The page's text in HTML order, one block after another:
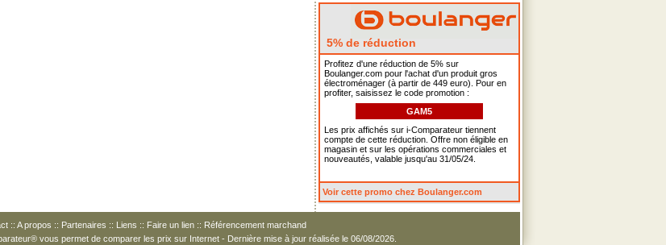
5% de réduction
Profitez d'une réduction de 5% sur
Boulanger.com pour l'achat d'un produit gros
électroménager (à partir de 449 euro). Pour en
profiter, saisissez le code promotion :
GAM5
Les prix affichés sur i-Comparateur tiennent
compte de cette réduction. Offre non éligible en
magasin et sur les opérations commerciales et
nouveautés, valable jusqu'au 31/05/24.
Voir cette promo chez Boulanger.com
:: A propos :: Partenaires :: Liens :: Faire un lien :: Référencement marchand
vous permet de comparer les prix sur Internet - Dernière mise à jour réalisée le 06/08/2026.